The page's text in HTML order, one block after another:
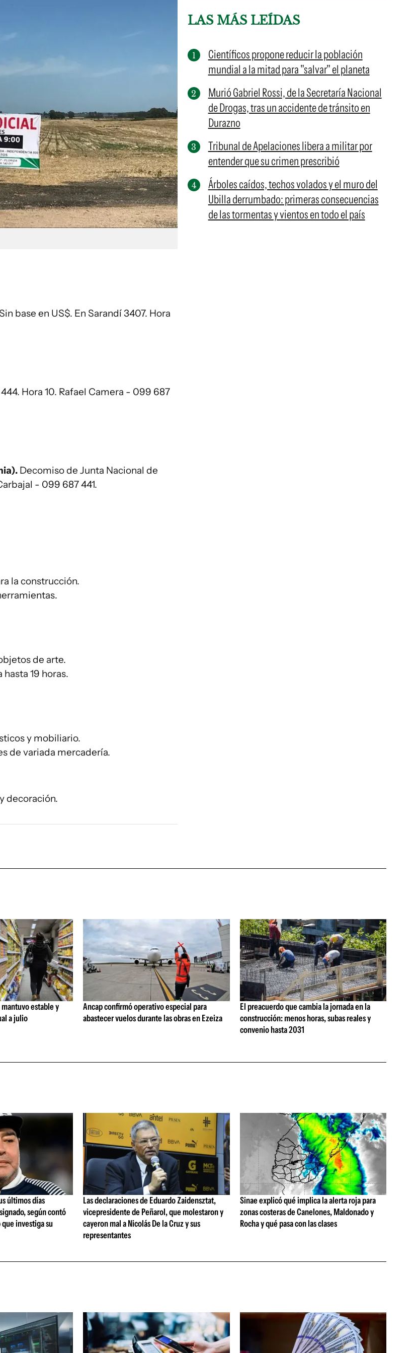
base en US$. En Sarandí 3407. Hora
Hora 10. Rafael Camera - 099 687
Decomiso de Junta Nacional de
- 099 687 441.
la construcción.
de arte.
19 horas.
y mobiliario.
de variada mercadería.
decoración.
LAS MÁS LEÍDAS
Científicos propone reducir la población
mundial a la mitad para "salvar" el planeta
Murió Gabriel Rossi, de la Secretaría Nacional
de Drogas, tras un accidente de tránsito en
Durazno
Tribunal de Apelaciones libera a militar por
entender que su crimen prescribió
Árboles caídos, techos volados y el muro del
Ubilla derrumbado: primeras consecuencias
de las tormentas y vientos en todo el país
estable y
a julio
Ancap confirmó operativo especial para
abastecer vuelos durante las obras en Ezeiza
El preacuerdo que cambia la jornada en la
construcción: menos horas, subas reales y
convenio hasta 2031
últimos días
según contó
investiga su
Las declaraciones de Eduardo Zaidensztat,
vicepresidente de Peñarol, que molestaron y
cayeron mal a Nicolás De la Cruz y sus
representantes
Sinae explicó qué implica la alerta roja para
zonas costeras de Canelones, Maldonado y
Rocha y qué pasa con las clases